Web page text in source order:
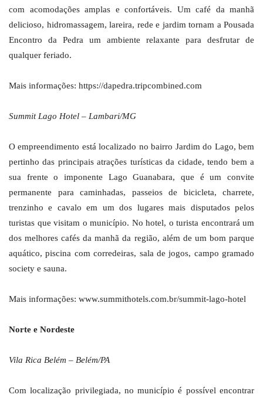
com acomodações amplas e confortáveis. Um café da manhã
delicioso, hidromassagem, lareira, rede e jardim tornam a Pousada
Encontro da Pedra um ambiente relaxante para desfrutar de
qualquer feriado.
Mais informações: https://dapedra.tripcombined.com
Summit Lago Hotel – Lambari/MG
O empreendimento está localizado no bairro Jardim do Lago, bem
pertinho das principais atrações turísticas da cidade, tendo bem a
sua frente o imponente Lago Guanabara, que é um convite
permanente para caminhadas, passeios de bicicleta, charrete,
trenzinho e cavalo em um dos lugares mais disputados pelos
turistas que visitam o município. No hotel, o turista encontrará um
dos melhores cafés da manhã da região, além de um bom parque
aquático, piscina com corredeiras, sala de jogos, campo gramado
society e sauna.
Mais informações: www.summithotels.com.br/summit-lago-hotel
Norte e Nordeste
Vila Rica Belém – Belém/PA
Com localização privilegiada, no município é possível encontrar